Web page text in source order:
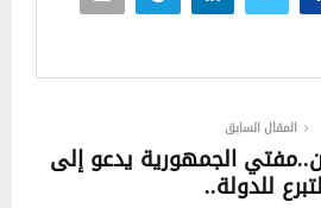
المقال السابق
الجمهورية يدعو إلى
للدولة..